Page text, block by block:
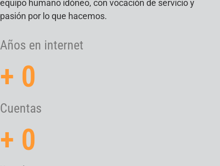
equipo humano idóneo, con vocación de servicio y
pasión por lo que hacemos.
Años en internet
+ 0
Cuentas
+ 0